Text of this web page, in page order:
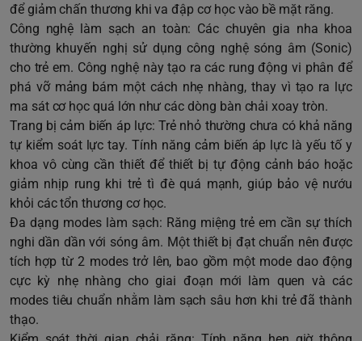
để giảm chấn thương khi va đập cơ học vào bề mặt răng.
Công nghệ làm sạch an toàn: Các chuyên gia nha khoa
thường khuyến nghị sử dụng công nghệ sóng âm (Sonic)
cho trẻ em. Công nghệ này tạo ra các rung động vi phân để
phá vỡ mảng bám một cách nhẹ nhàng, thay vì tạo ra lực
ma sát cơ học quá lớn như các dòng bàn chải xoay tròn.
Trang bị cảm biến áp lực: Trẻ nhỏ thường chưa có khả năng
tự kiểm soát lực tay. Tính năng cảm biến áp lực là yếu tố y
khoa vô cùng cần thiết để thiết bị tự động cảnh báo hoặc
giảm nhịp rung khi trẻ tì đè quá mạnh, giúp bảo vệ nướu
khỏi các tổn thương cơ học.
Đa dạng modes làm sạch: Răng miệng trẻ em cần sự thích
nghi dần dần với sóng âm. Một thiết bị đạt chuẩn nên được
tích hợp từ 2 modes trở lên, bao gồm một mode dao động
cực kỳ nhẹ nhàng cho giai đoạn mới làm quen và các
modes tiêu chuẩn nhằm làm sạch sâu hơn khi trẻ đã thành
thạo.